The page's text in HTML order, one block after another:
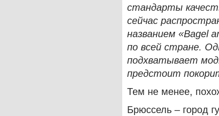
стандарты
сейчас
названием «Bagel
по всей стране.
подхватывает
предстоит
Тем не менее,
Брюссель – город